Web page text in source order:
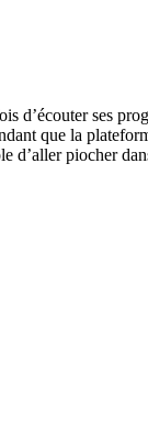
d’écouter ses
que la
d’aller piocher